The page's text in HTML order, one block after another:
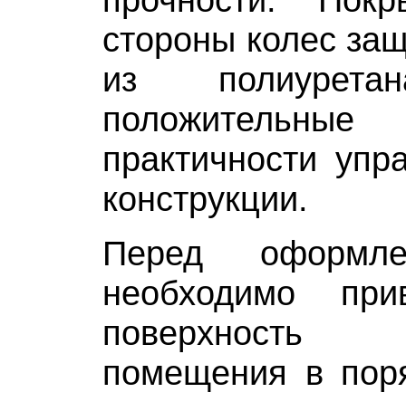
стороны колес
из
практичности
конструкции.
Перед
необходимо
помещения в